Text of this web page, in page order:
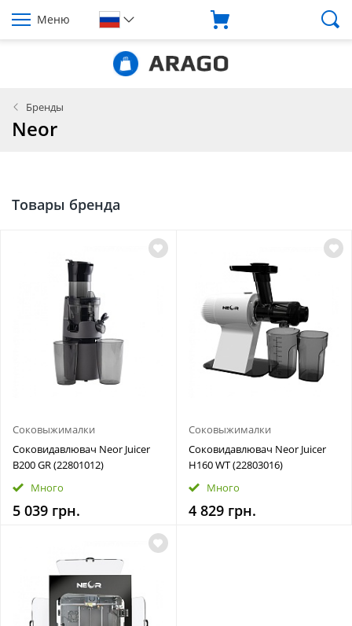
Меню
Бренды
Neor
Товары бренда
Соковыжималки
Соковидавлювач Neor Juicer
B200 GR (22801012)
Много
5 039 грн.
Соковыжималки
Соковидавлювач Neor Juicer
H160 WT (22803016)
Много
4 829 грн.